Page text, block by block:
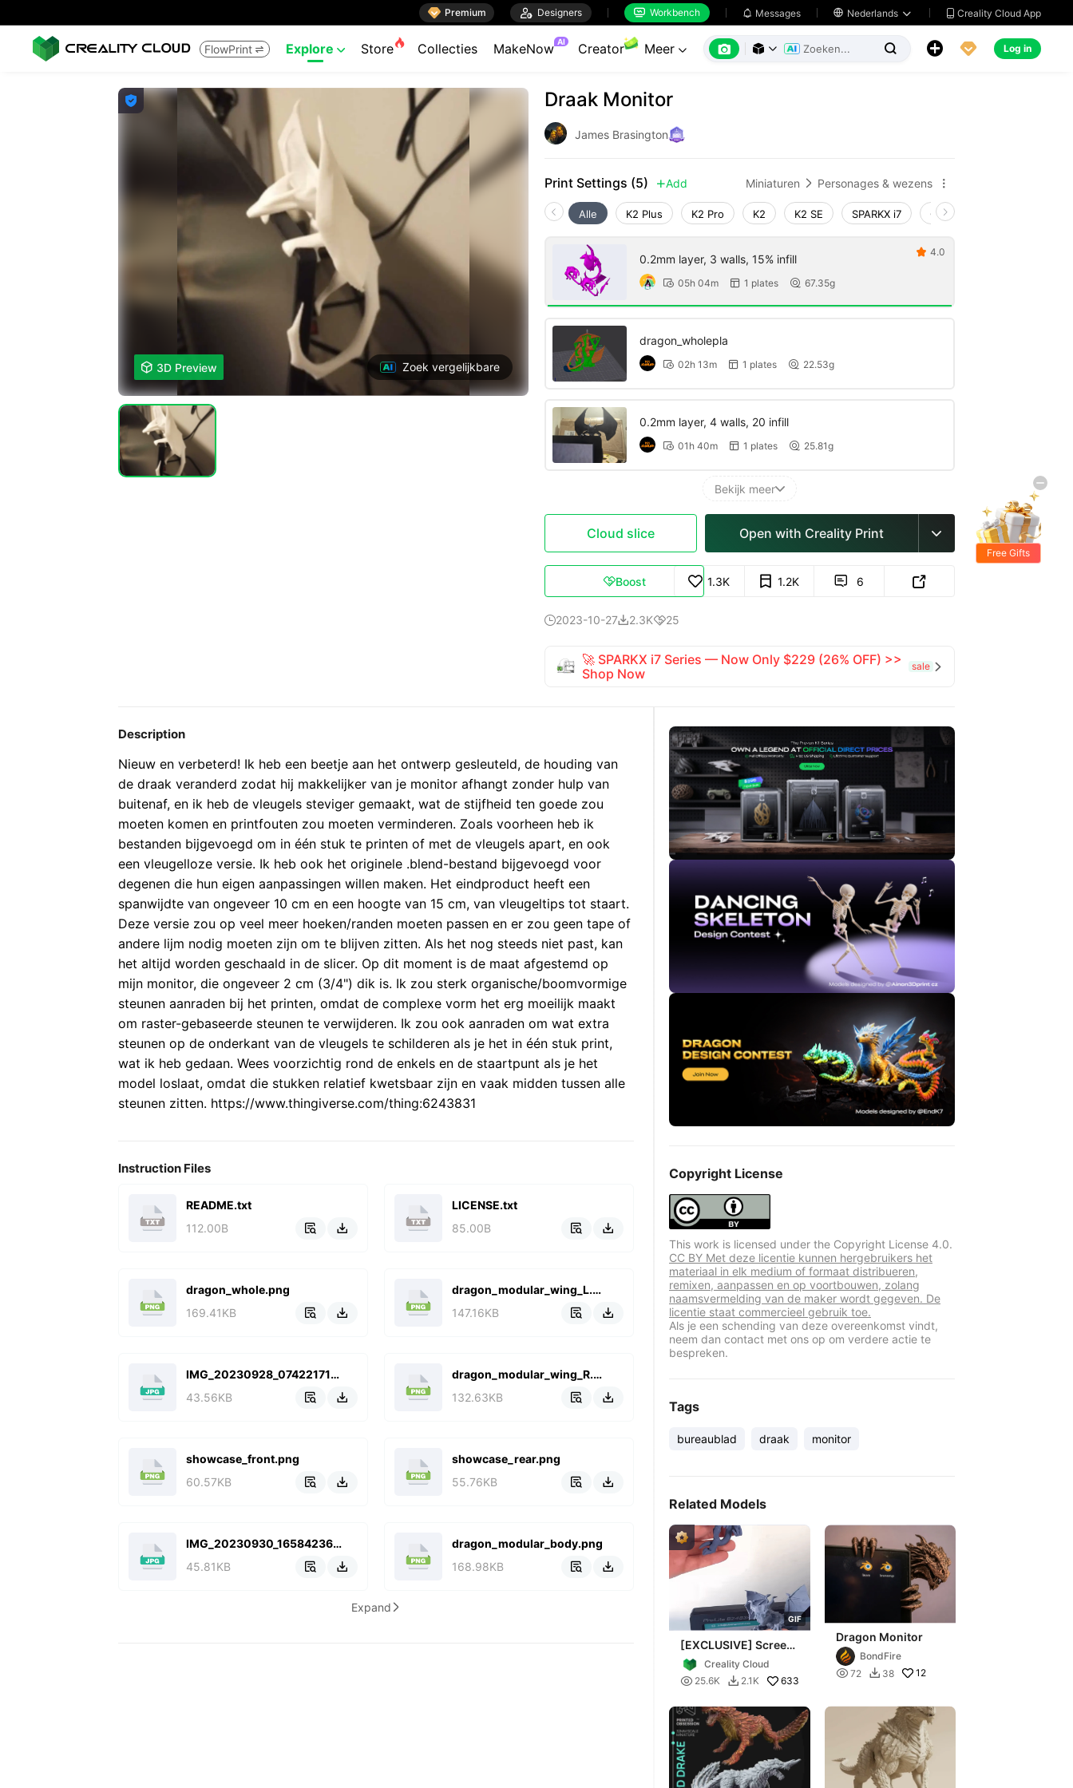
 Premium  Designers  Workbench  Messages  Nederlands   Creality Cloud App
FlowPrint  Explore  Store Collecties MakeNow AI Creator Meer        Log in

 3D Preview Zoek vergelijkbare
Draak Monitor
James Brasington
Print Settings (5) Add Miniaturen  Personages & wezens 
Alle K2 Plus K2 Pro K2 K2 SE SPARKX i7 Creality Hi
0.2mm layer, 3 walls, 15% infill
 05h 04m  1 plates  67.35g
 4.0
dragon_wholepla
 02h 13m  1 plates  22.53g
0.2mm layer, 4 walls, 20 infill
 01h 40m  1 plates  25.81g
Bekijk meer
Cloud slice Open with Creality Print 
Boost 1.3K 1.2K  6 
2023-10-272.3K25
🚀 SPARKX i7 Series — Now Only $229 (26% OFF) >>
Shop Now
sale 
Description
Nieuw en verbeterd! Ik heb een beetje aan het ontwerp gesleuteld, de houding van
de draak veranderd zodat hij makkelijker van je monitor afhangt zonder hulp van
buitenaf, en ik heb de vleugels steviger gemaakt, wat de stijfheid ten goede zou
moeten komen en printfouten zou moeten verminderen. Zoals voorheen heb ik
bestanden bijgevoegd om in één stuk te printen of met de vleugels apart, en ook
een vleugelloze versie. Ik heb ook het originele .blend-bestand bijgevoegd voor
degenen die hun eigen aanpassingen willen maken. Het eindproduct heeft een
spanwijdte van ongeveer 10 cm en een hoogte van 15 cm, van vleugeltips tot staart.
Deze versie zou op veel meer hoeken/randen moeten passen en er zou geen tape of
andere lijm nodig moeten zijn om te blijven zitten. Als het nog steeds niet past, kan
het altijd worden geschaald in de slicer. Op dit moment is de maat afgestemd op
mijn monitor, die ongeveer 2 cm (3/4") dik is. Ik zou sterk organische/boomvormige
steunen aanraden bij het printen, omdat de complexe vorm het erg moeilijk maakt
om raster-gebaseerde steunen te verwijderen. Ik zou ook aanraden om wat extra
steunen op de onderkant van de vleugels te schilderen als je het in één stuk print,
wat ik heb gedaan. Wees voorzichtig rond de enkels en de staartpunt als je het
model loslaat, omdat die stukken relatief kwetsbaar zijn en vaak midden tussen alle
steunen zitten. https://www.thingiverse.com/thing:6243831
Instruction Files
README.txt
112.00B
 
LICENSE.txt
85.00B
 
dragon_whole.png
169.41KB
 
dragon_modular_wing_L.png
147.16KB
 
IMG_20230928_074221717.jpg
43.56KB
 
dragon_modular_wing_R.png
132.63KB
 
showcase_front.png
60.57KB
 
showcase_rear.png
55.76KB
 
IMG_20230930_165842365_HDR.jpg
45.81KB
 
dragon_modular_body.png
168.98KB
 
Expand 
Copyright License
This work is licensed under the Copyright License 4.0.
CC BY Met deze licentie kunnen hergebruikers het
materiaal in elk medium of formaat distribueren,
remixen, aanpassen en op voortbouwen, zolang
naamsvermelding van de maker wordt gegeven. De
licentie staat commercieel gebruik toe.
Als je een schending van deze overeenkomst vindt,
neem dan contact met ons op om verdere actie te
bespreken.
Tags
bureaublad draak monitor
Related Models
GIF
[EXCLUSIVE] Screen
Dragon – 3D Printable
Monitor Companion
Creality Cloud
 25.6K  2.1K 633
Dragon Monitor
BondFire
 72  38 12
Free Gifts